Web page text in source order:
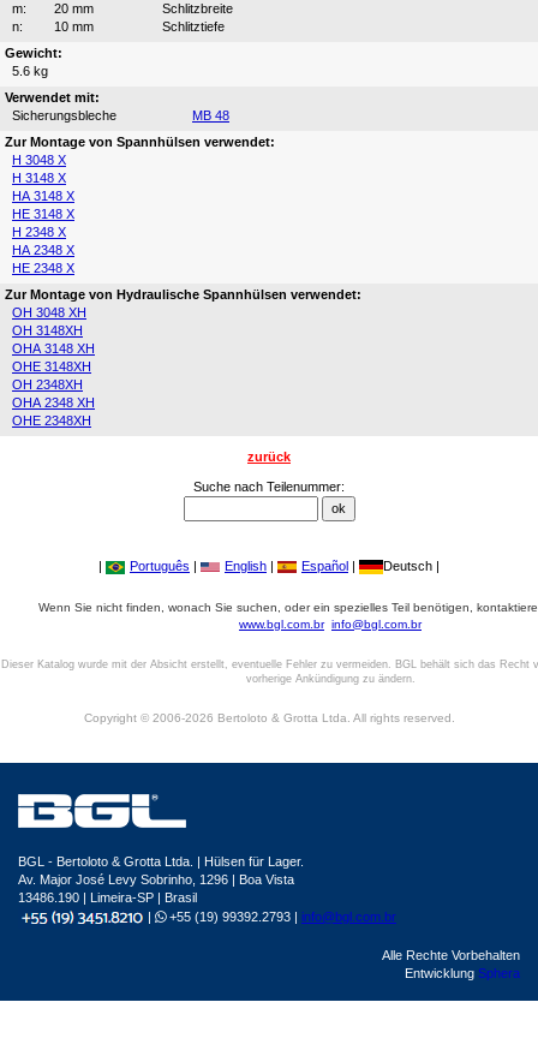
m:
20 mm
Schlitzbreite
n:
10 mm
Schlitztiefe
Gewicht:
5.6 kg
Verwendet mit:
Sicherungsbleche
MB 48
Zur Montage von Spannhülsen verwendet:
H 3048 X
H 3148 X
HA 3148 X
HE 3148 X
H 2348 X
HA 2348 X
HE 2348 X
Zur Montage von Hydraulische Spannhülsen verwendet:
OH 3048 XH
OH 3148XH
OHA 3148 XH
OHE 3148XH
OH 2348XH
OHA 2348 XH
OHE 2348XH
zurück
Suche nach Teilenummer:
| Português | English | Español | Deutsch |
Wenn Sie nicht finden, wonach Sie suchen, oder ein spezielles Teil benötigen,
www.bgl.com.br info@bgl.com.br
Dieser Katalog wurde mit der Absicht erstellt, eventuelle Fehler zu vermeiden. BGL behält sich das Recht
vorherige Ankündigung zu ändern.
Copyright © 2006-2026 Bertoloto & Grotta Ltda. All rights reserved.
BGL - Bertoloto & Grotta Ltda. | Hülsen für Lager.
Av. Major José Levy Sobrinho, 1296 | Boa Vista
13486.190 | Limeira-SP | Brasil
|
+55 (19) 99392.2793 | info@bgl.com.br
Alle Rechte Vorbehalten
Entwicklung Sphera